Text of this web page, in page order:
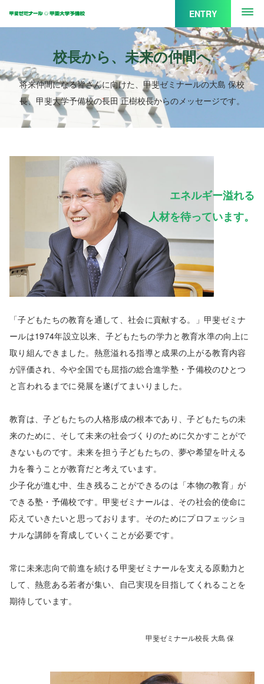
グローバルナビゲーシ
ENTRY
校長から、未来の仲間へ
将来仲間になる皆さんに向けた、甲斐ゼミナールの大島 保校
長、甲斐大学予備校の長田 正樹校長からのメッセージです。
エネルギー溢れる
人材を待っています。
「子どもたちの教育を通して、社会に貢献する。」甲斐ゼミナ
ールは1974年設立以来、子どもたちの学力と教育水準の向上に
取り組んできました。熱意溢れる指導と成果の上がる教育内容
が評価され、今や全国でも屈指の総合進学塾・予備校のひとつ
と言われるまでに発展を遂げてまいりました。
教育は、子どもたちの人格形成の根本であり、子どもたちの未
来のために、そして未来の社会づくりのために欠かすことがで
きないものです。未来を担う子どもたちの、夢や希望を叶える
力を養うことが教育だと考えています。
少子化が進む中、生き残ることができるのは「本物の教育」が
できる塾・予備校です。甲斐ゼミナールは、その社会的使命に
応えていきたいと思っております。そのためにプロフェッショ
ナルな講師を育成していくことが必要です。
常に未来志向で前進を続ける甲斐ゼミナールを支える原動力と
して、熱意ある若者が集い、自己実現を目指してくれることを
期待しています。
甲斐ゼミナール校長 大島 保